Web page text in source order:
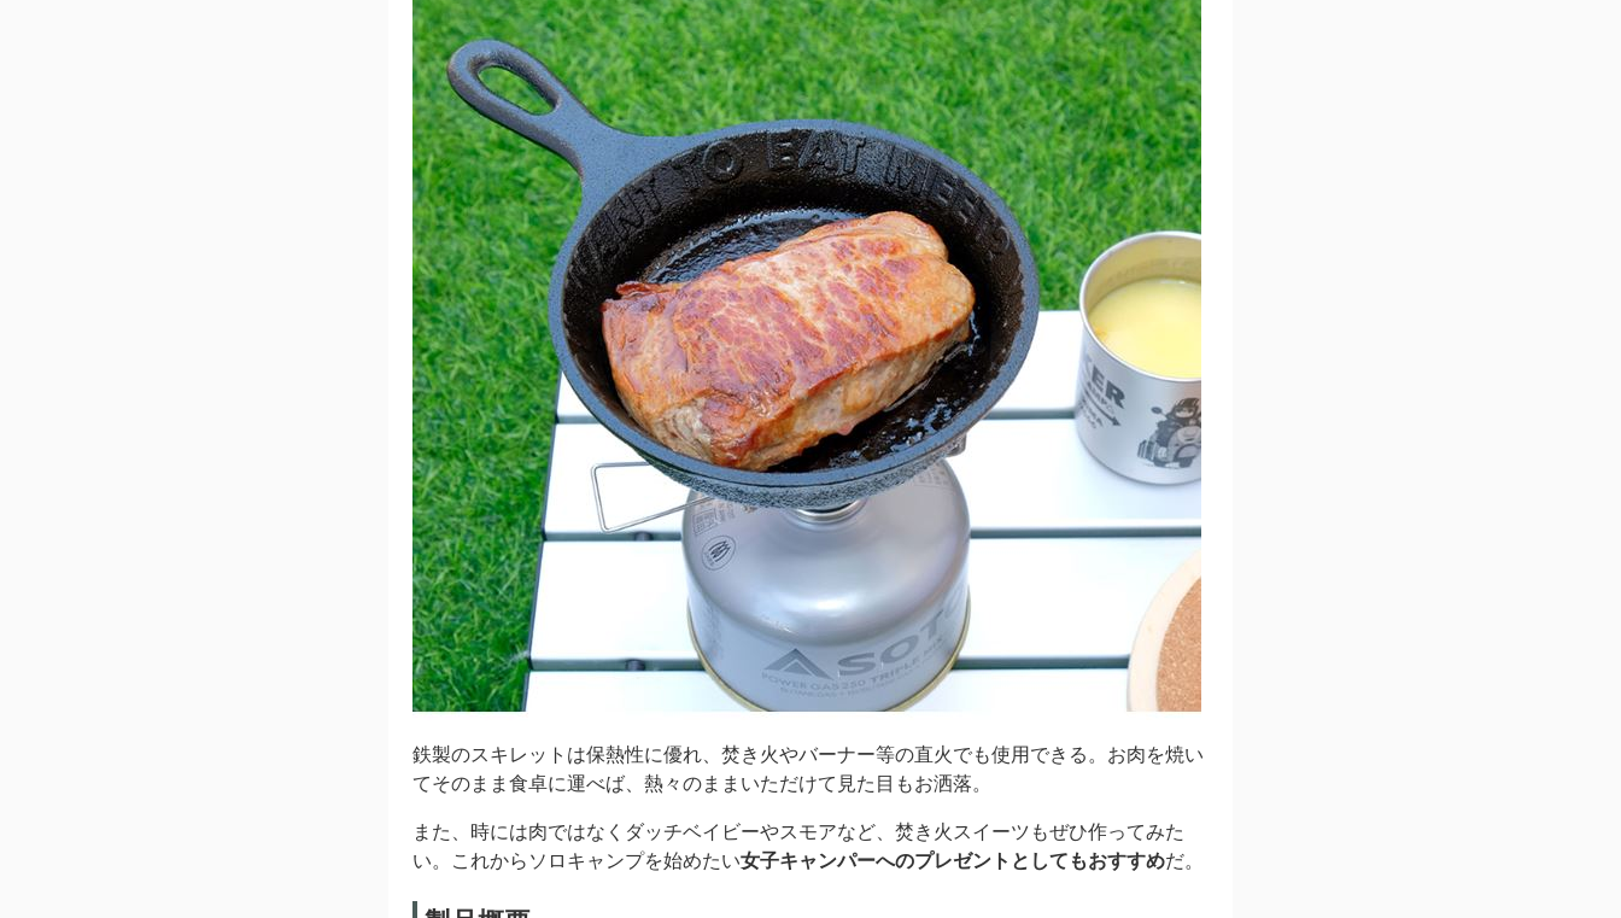
鉄製のスキレットは保熱性に優れ、焚き火やバーナー等の直火でも使用できる。お肉を焼い
てそのまま食卓に運べば、熱々のままいただけて見た目もお洒落。
また、時には肉ではなくダッチベイビーやスモアなど、焚き火スイーツもぜひ作ってみた
い。これからソロキャンプを始めたい女子キャンパーへのプレゼントとしてもおすすめだ。